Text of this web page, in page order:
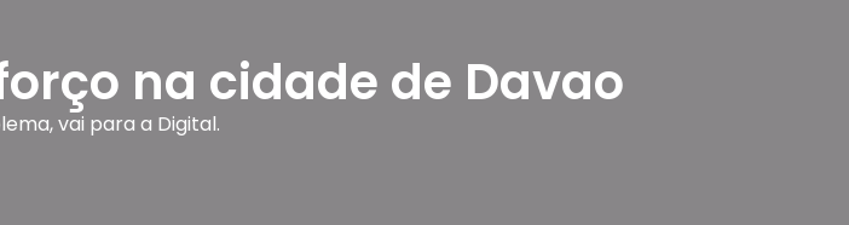
na cidade de Davao
vai para a Digital.